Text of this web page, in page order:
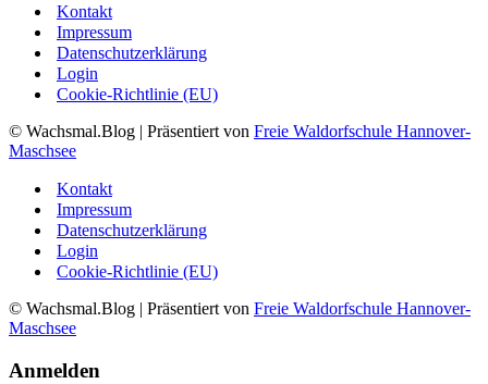
Kontakt
Impressum
Datenschutzerklärung
Login
Cookie-Richtlinie (EU)
© Wachsmal.Blog | Präsentiert von Freie Waldorfschule Hannover-
Maschsee
Kontakt
Impressum
Datenschutzerklärung
Login
Cookie-Richtlinie (EU)
© Wachsmal.Blog | Präsentiert von Freie Waldorfschule Hannover-
Maschsee
Anmelden